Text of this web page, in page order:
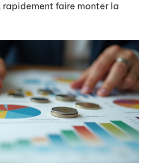
faire monter la